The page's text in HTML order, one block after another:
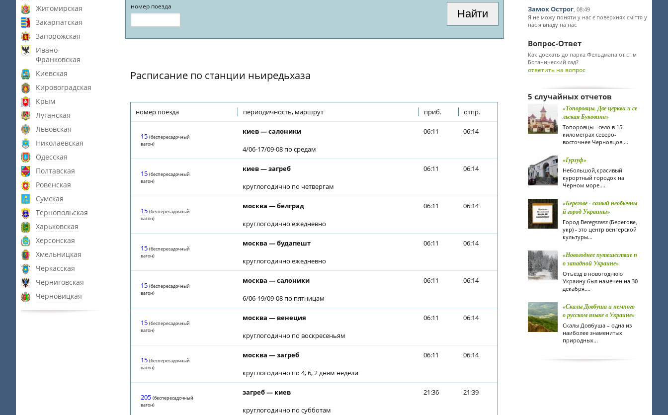
Житомирская
Закарпатская
Запорожская
Ивано-
Франковская
Киевская
Кировоградская
Крым
Луганская
Львовская
Николаевская
Одесская
Полтавская
Ровенская
Сумская
Тернопольская
Харьковская
Херсонская
Хмельницкая
Черкасская
Черниговская
Черновицкая
номер поезда
Расписание по станции ньиредьхаза
номер поезда периодичность, маршрут приб. отпр.
15 (беспересадочный
вагон)
киев — салоники
4/06-17/09-08 по средам
06:11 06:14
15 (беспересадочный
вагон)
киев — загреб
круглогодично по четвергам
06:11 06:14
15 (беспересадочный
вагон)
москва — белград
круглогодично ежедневно
06:11 06:14
15 (беспересадочный
вагон)
москва — будапешт
круглогодично ежедневно
06:11 06:14
15 (беспересадочный
вагон)
москва — салоники
6/06-19/09-08 по пятницам
06:11 06:14
15 (беспересадочный
вагон)
москва — венеция
круглогодично по воскресеньям
06:11 06:14
15 (беспересадочный
вагон)
москва — загреб
круглогодично по 4, 6, 2 дням недели
06:11 06:14
205 (беспересадочный
вагон)
загреб — киев
круглогодично по субботам
21:36 21:39
Замок Острог, 08:49
Я не можу поняти у нас є поверхнях сміття у
нас я впаду на нас
Вопрос-Ответ
Как доехать до парка Фельдмана от ст.м
Ботанический сад?
ответить на вопрос
5 случайных отчетов
«Топоровцы. Две церкви и се
льская Буковина»
Топоровцы - село в 15
километрах северо-
восточнее Черновцов....
«Гурзуф»
Небольшой,красивый
курортный городок на
Черном море....
«Берегове - самый необычны
й город Украины»
Город Beregszasz (Берегове,
укр) - это центр венгерской
культуры...
«Новогоднее путешествие п
о западной Украине»
Отъезд в новогоднюю
Украину был намечен на 30
декабря....
«Скалы Довбуша и немного
о русском языке в Украине»
Скалы Довбуша – одна из
наиболее знаменитых
природных...